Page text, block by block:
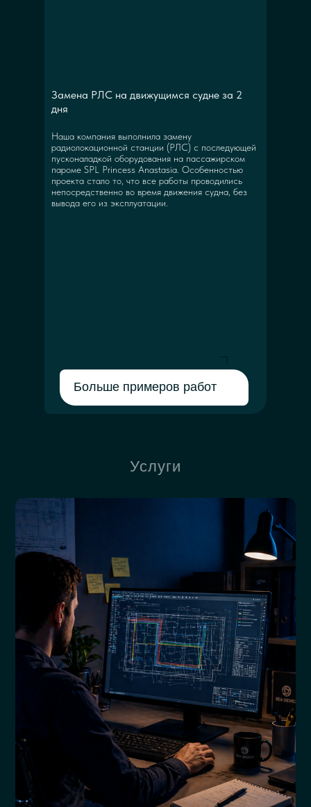
Больше примеров работ
Наша компания выполнила замену
радиолокационной станции (РЛС) с последующей
пусконаладкой оборудования на пассажирском
пароме SPL Princess Anastasia. Особенностью
проекта стало то, что все работы проводились
непосредственно во время движения судна, без
вывода его из эксплуатации.
Замена РЛС на движущимся судне за 2
дня
Услуги